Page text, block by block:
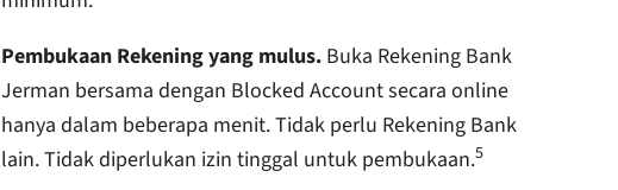
Pembukaan Rekening yang mulus.Buka Rekening Bank
Jerman bersama dengan Blocked Account secara online
hanya dalam beberapa menit. Tidak perlu Rekening Bank
lain. Tidak diperlukan izin tinggal untuk pembukaan.5